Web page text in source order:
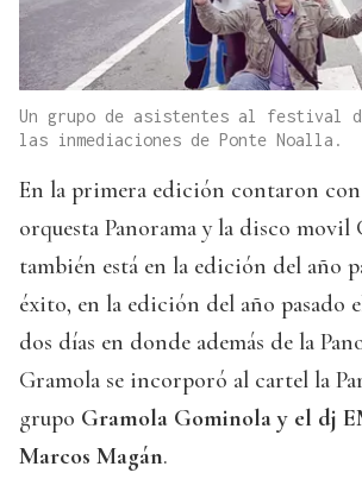
Un grupo de asistentes al festival
las inmediaciones de Ponte Noalla.
En la primera edición contaron
orquesta Panorama y la disco movil
también está en la edición del año
éxito, en la edición del año pasado
dos días en donde además de la
Gramola se incorporó al cartel la
grupo Gramola Gominola y el dj
Marcos Magán.